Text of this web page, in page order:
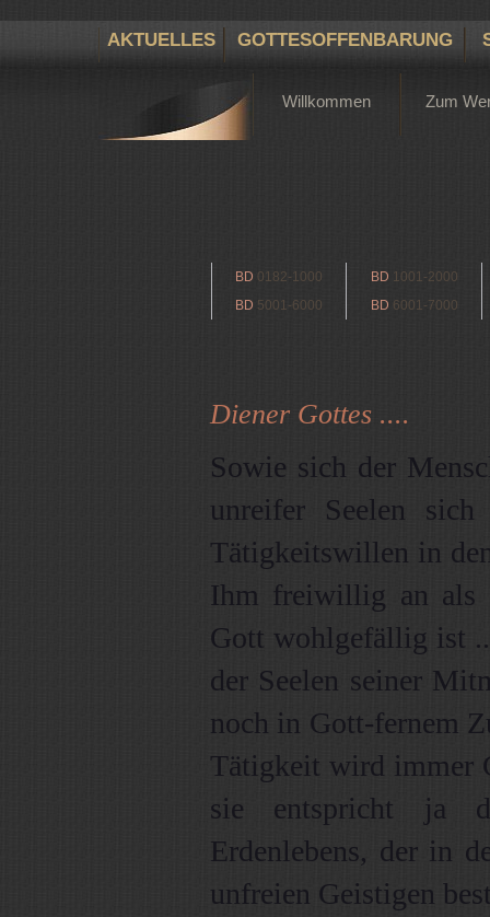
AKTUELLES GOTTESOFFENBARUNG
Willkommen Zum
BD 0182-1000 BD 1001-2000
BD 5001-6000 BD 6001-7000
Diener Gottes ....
Sowie sich der
unreifer Seelen
Tätigkeitswillen in
Ihm freiwillig an als
Gott wohlgefällig ist
der Seelen seiner
noch in Gott-fernem
Tätigkeit wird immer
sie entspricht ja
Erdenlebens, der in
unfreien Geistigen